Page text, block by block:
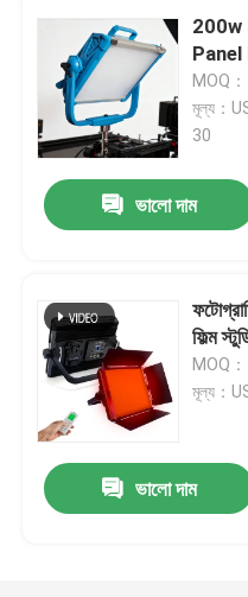
পণ্য
ভিডিও
আমাদের সম্বন্ধে
200w
Panel
MOQ：
মূল্য：
30
ভালো দাম
ফিল্ম
MOQ：
মূল্য：
ভালো দাম